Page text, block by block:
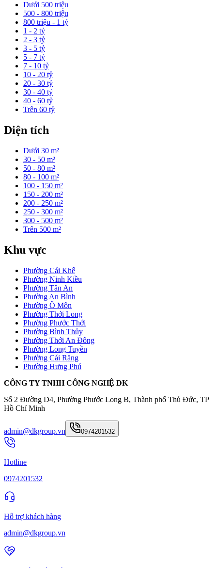
Dưới 500 triệu
500 - 800 triệu
800 triệu - 1 tỷ
1 - 2 tỷ
2 - 3 tỷ
3 - 5 tỷ
5 - 7 tỷ
7 - 10 tỷ
10 - 20 tỷ
20 - 30 tỷ
30 - 40 tỷ
40 - 60 tỷ
Trên 60 tỷ
Diện tích
Dưới 30 m²
30 - 50 m²
50 - 80 m²
80 - 100 m²
100 - 150 m²
150 - 200 m²
200 - 250 m²
250 - 300 m²
300 - 500 m²
Trên 500 m²
Khu vực
Phường Cái Khế
Phường Ninh Kiều
Phường Tân An
Phường An Bình
Phường Ô Môn
Phường Thới Long
Phường Phước Thới
Phường Bình Thủy
Phường Thới An Đông
Phường Long Tuyền
Phường Cái Răng
Phường Hưng Phú
CÔNG TY TNHH CÔNG NGHỆ DK
Số 2 Đường D4, Phường Phước Long B, Thành phố Thủ Đức, TP
Hồ Chí Minh
admin@dkgroup.vn 0974201532
Hotline
0974201532
Hỗ trợ khách hàng
admin@dkgroup.vn